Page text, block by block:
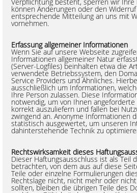
können Änderungen oder den
entsprechende Mitteilung an uns mit
vornehmen.
Erfassung allgemeiner Informationen
Wenn Sie auf unsere Webseite
Informationen allgemeiner Natur
(Server-Logfiles) beinhalten etwa die
verwendete Betriebssystem, den
Service Providers und Ähnliches.
ausschließlich um Informationen,
Ihre Person zulassen. Diese
notwendig, um von Ihnen
korrekt auszuliefern und fallen bei
zwingend an. Anonyme Informationen
statistisch ausgewertet, um unseren
dahinterstehende Technik zu
Rechtswirksamkeit dieses
Dieser Haftungsausschluss ist als Teil
betrachten, von dem aus auf diese
Teile oder einzelne Formulierungen
Rechtslage nicht, nicht mehr oder
sollten, bleiben die übrigen Teile des